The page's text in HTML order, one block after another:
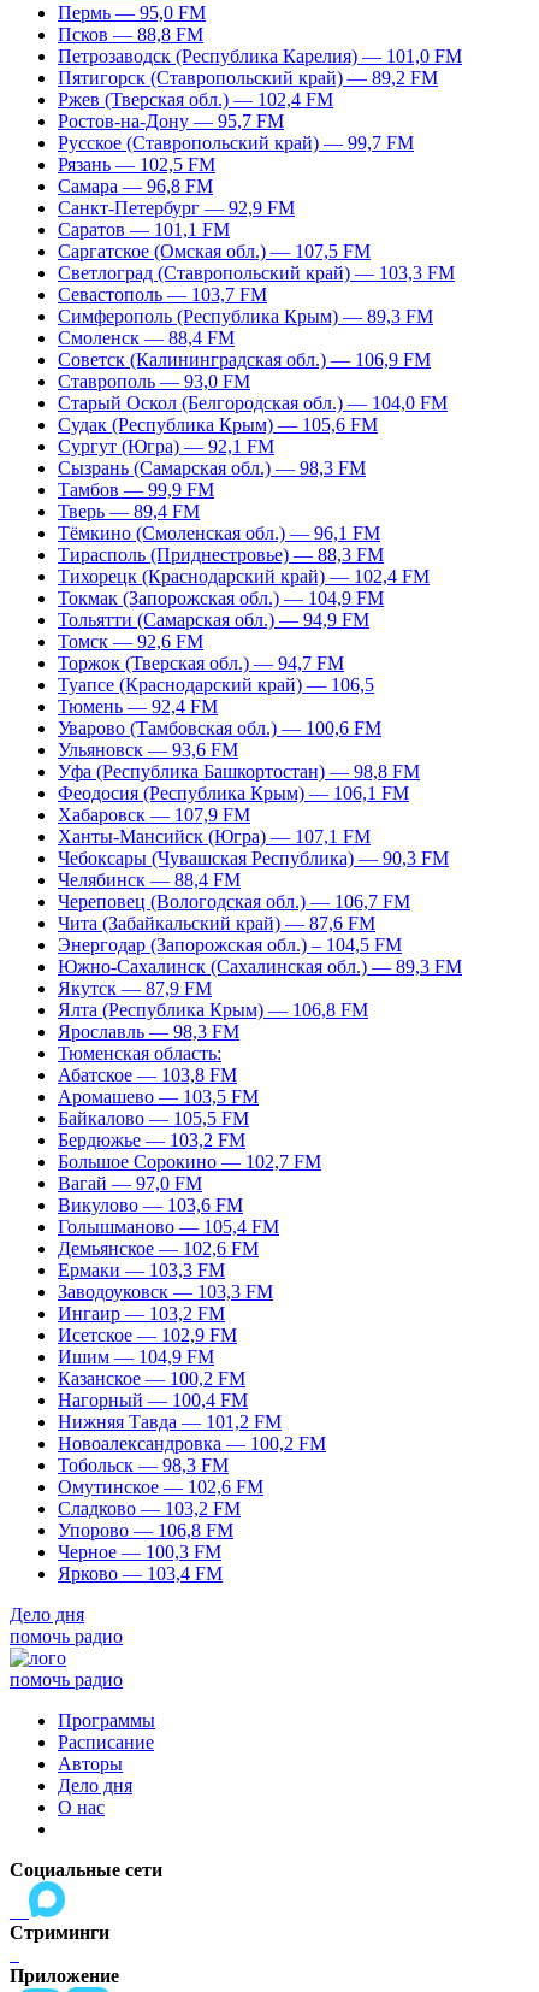
Пермь — 95,0 FM
Псков — 88,8 FM
Петрозаводск (Республика Карелия) — 101,0 FM
Пятигорск (Ставропольский край) — 89,2 FM
Ржев (Тверская обл.) — 102,4 FM
Ростов-на-Дону — 95,7 FM
Русское (Ставропольский край) — 99,7 FM
Рязань — 102,5 FM
Самара — 96,8 FM
Санкт-Петербург — 92,9 FM
Саратов — 101,1 FM
Саргатское (Омская обл.) — 107,5 FM
Светлоград (Ставропольский край) — 103,3 FM
Севастополь — 103,7 FM
Симферополь (Республика Крым) — 89,3 FM
Смоленск — 88,4 FM
Советск (Калининградская обл.) — 106,9 FM
Ставрополь — 93,0 FM
Старый Оскол (Белгородская обл.) — 104,0 FM
Судак (Республика Крым) — 105,6 FM
Сургут (Югра) — 92,1 FM
Сызрань (Самарская обл.) — 98,3 FM
Тамбов — 99,9 FM
Тверь — 89,4 FM
Тёмкино (Смоленская обл.) — 96,1 FM
Тирасполь (Приднестровье) — 88,3 FM
Тихорецк (Краснодарский край) — 102,4 FM
Токмак (Запорожская обл.) — 104,9 FM
Тольятти (Самарская обл.) — 94,9 FM
Томск — 92,6 FM
Торжок (Тверская обл.) — 94,7 FM
Туапсе (Краснодарский край) — 106,5
Тюмень — 92,4 FM
Уварово (Тамбовская обл.) — 100,6 FM
Ульяновск — 93,6 FM
Уфа (Республика Башкортостан) — 98,8 FM
Феодосия (Республика Крым) — 106,1 FM
Хабаровск — 107,9 FM
Ханты-Мансийск (Югра) — 107,1 FM
Чебоксары (Чувашская Республика) — 90,3 FM
Челябинск — 88,4 FM
Череповец (Вологодская обл.) — 106,7 FM
Чита (Забайкальский край) — 87,6 FM
Энергодар (Запорожская обл.) – 104,5 FM
Южно-Сахалинск (Сахалинская обл.) — 89,3 FM
Якутск — 87,9 FM
Ялта (Республика Крым) — 106,8 FM
Ярославль — 98,3 FM
Тюменская область:
Абатское — 103,8 FM
Аромашево — 103,5 FM
Байкалово — 105,5 FM
Бердюжье — 103,2 FM
Большое Сорокино — 102,7 FM
Вагай — 97,0 FM
Викулово — 103,6 FM
Голышманово — 105,4 FM
Демьянское — 102,6 FM
Ермаки — 103,3 FM
Заводоуковск — 103,3 FM
Ингаир — 103,2 FM
Исетское — 102,9 FM
Ишим — 104,9 FM
Казанское — 100,2 FM
Нагорный — 100,4 FM
Нижняя Тавда — 101,2 FM
Новоалександровка — 100,2 FM
Тобольск — 98,3 FM
Омутинское — 102,6 FM
Сладково — 103,2 FM
Упорово — 106,8 FM
Черное — 100,3 FM
Ярково — 103,4 FM
Дело дня
помочь радио
помочь радио
Программы
Расписание
Авторы
Дело дня
О нас
Социальные сети
Стриминги
Приложение